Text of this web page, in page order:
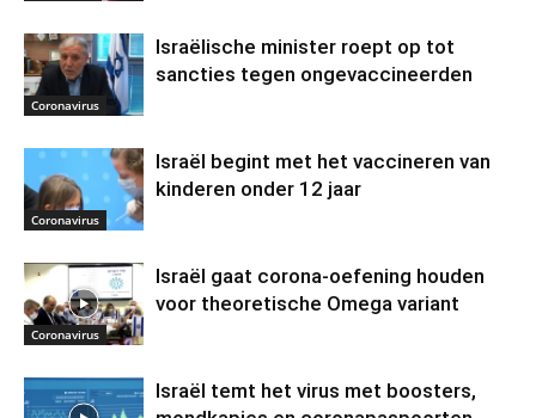
Coronavirus
Israëlische minister roept op tot
sancties tegen ongevaccineerden
Coronavirus
Israël begint met het vaccineren van
kinderen onder 12 jaar
Coronavirus
Israël gaat corona-oefening houden
voor theoretische Omega variant
Israël temt het virus met boosters,